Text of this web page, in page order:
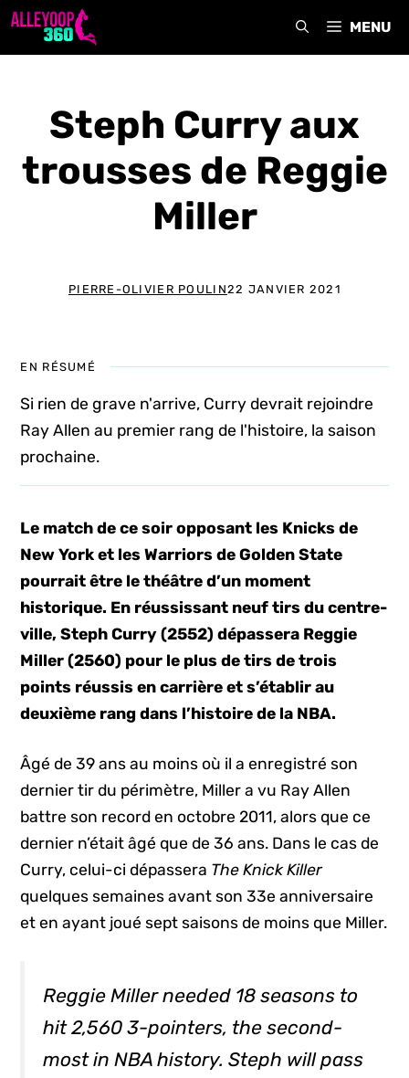
Aller
MENU
Steph Curry aux
trousses de Reggie
Miller
PIERRE-OLIVIER POULIN22 JANVIER 2021
EN RÉSUMÉ
Si rien de grave n'arrive, Curry devrait rejoindre
Ray Allen au premier rang de l'histoire, la saison
prochaine.
Le match de ce soir opposant les Knicks de
New York et les Warriors de Golden State
pourrait être le théâtre d’un moment
historique. En réussissant neuf tirs du centre-
ville, Steph Curry (2552) dépassera Reggie
Miller (2560) pour le plus de tirs de trois
points réussis en carrière et s’établir au
deuxième rang dans l’histoire de la NBA.
Âgé de 39 ans au moins où il a enregistré son
dernier tir du périmètre, Miller a vu Ray Allen
battre son record en octobre 2011, alors que ce
dernier n’était âgé que de 36 ans. Dans le cas de
Curry, celui-ci dépassera The Knick Killer
quelques semaines avant son 33e anniversaire
et en ayant joué sept saisons de moins que Miller.
Reggie Miller needed 18 seasons to
hit 2,560 3-pointers, the second-
most in NBA history. Steph will pass